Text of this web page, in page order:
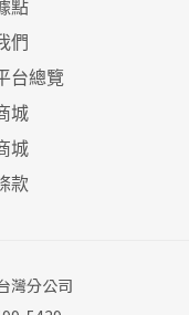
點
們
台總覽
城
城
款
灣分公司